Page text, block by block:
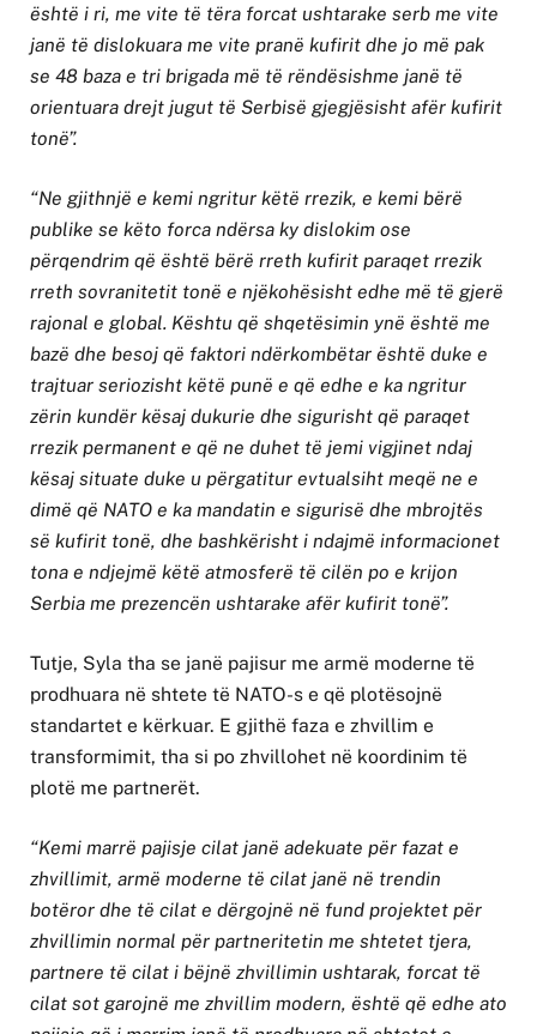
është i ri, me vite të tëra forcat ushtarake serb me vite
janë të dislokuara me vite pranë kufirit dhe jo më pak
se 48 baza e tri brigada më të rëndësishme janë të
orientuara drejt jugut të Serbisë gjegjësisht afër kufirit
tonë”.
“Ne gjithnjë e kemi ngritur këtë rrezik, e kemi bërë
publike se këto forca ndërsa ky dislokim ose
përqendrim që është bërë rreth kufirit paraqet rrezik
rreth sovranitetit tonë e njëkohësisht edhe më të gjerë
rajonal e global. Kështu që shqetësimin ynë është me
bazë dhe besoj që faktori ndërkombëtar është duke e
trajtuar seriozisht këtë punë e që edhe e ka ngritur
zërin kundër kësaj dukurie dhe sigurisht që paraqet
rrezik permanent e që ne duhet të jemi vigjinet ndaj
kësaj situate duke u përgatitur evtualsiht meqë ne e
dimë që NATO e ka mandatin e sigurisë dhe mbrojtës
së kufirit tonë, dhe bashkërisht i ndajmë informacionet
tona e ndjejmë këtë atmosferë të cilën po e krijon
Serbia me prezencën ushtarake afër kufirit tonë”.
Tutje, Syla tha se janë pajisur me armë moderne të
prodhuara në shtete të NATO-s e që plotësojnë
standartet e kërkuar. E gjithë faza e zhvillim e
transformimit, tha si po zhvillohet në koordinim të
plotë me partnerët.
“Kemi marrë pajisje cilat janë adekuate për fazat e
zhvillimit, armë moderne të cilat janë në trendin
botëror dhe të cilat e dërgojnë në fund projektet për
zhvillimin normal për partneritetin me shtetet tjera,
partnere të cilat i bëjnë zhvillimin ushtarak, forcat të
cilat sot garojnë me zhvillim modern, është që edhe ato